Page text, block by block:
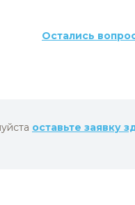
Остались
оставьте заявку